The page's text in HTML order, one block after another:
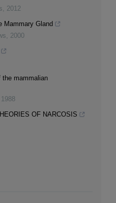
, 2012
Mammary Gland
, 2000
the mammalian
1988
OF NARCOSIS